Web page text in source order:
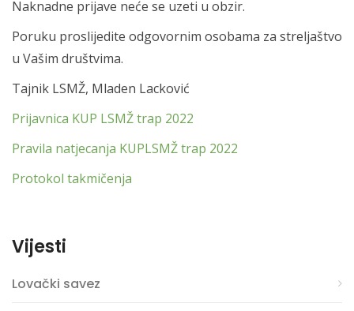
Naknadne prijave neće se uzeti u obzir.
Poruku proslijedite odgovornim osobama za streljaštvo
u Vašim društvima.
Tajnik LSMŽ, Mladen Lacković
Prijavnica KUP LSMŽ trap 2022
Pravila natjecanja KUPLSMŽ trap 2022
Protokol takmičenja
Vijesti
Lovački savez